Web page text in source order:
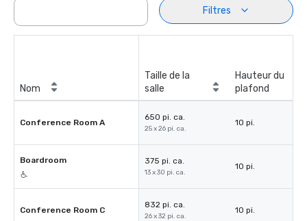
Filtres
Nom
Taille de la
salle
Hauteur du
plafond
Conference Room A
650 pi. ca.
25 x 26 pi. ca.
10 pi.
Boardroom 375 pi. ca.
13 x 30 pi. ca.
10 pi.
Conference Room C
832 pi. ca.
26 x 32 pi. ca.
10 pi.